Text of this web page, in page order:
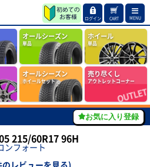
ログイン CART MENU
オールシーズン
単品
ホイール
単品
オールシーズン
ホイールセット
売り尽くし
アウトレットコーナー
お気に入り登録
215/60R17 96H
ンフォート
レビューを見る)